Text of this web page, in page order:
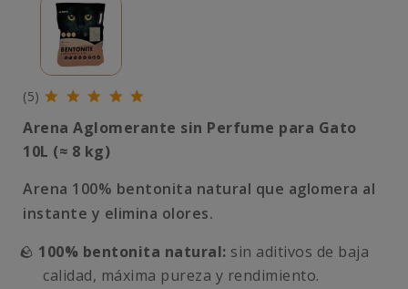
(5)
Arena Aglomerante sin Perfume para Gato
10L (≈ 8 kg)
Arena 100% bentonita natural que aglomera al
instante y elimina olores.
🪨 100% bentonita natural: sin aditivos de baja
calidad, máxima pureza y rendimiento.